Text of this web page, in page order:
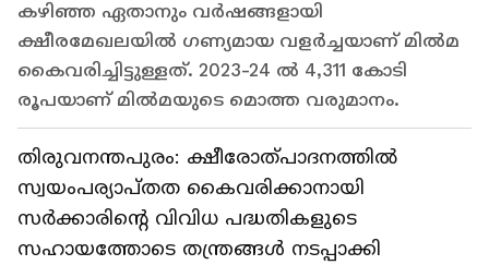
കഴിഞ്ഞ ഏതാനും വര്‍ഷങ്ങളായി
ക്ഷീരമേഖലയില്‍ ഗണ്യമായ വളര്‍ച്ചയാണ് മില്‍മ
കൈവരിച്ചിട്ടുള്ളത്. 2023-24 ല്‍ 4,311 കോടി
രൂപയാണ് മില്‍മയുടെ മൊത്ത വരുമാനം.
തിരുവനന്തപുരം: ക്ഷീരോത്പാദനത്തില്‍
സ്വയംപര്യാപ്തത കൈവരിക്കാനായി
സര്‍ക്കാരിന്‍റെ വിവിധ പദ്ധതികളുടെ
സഹായത്തോടെ തന്ത്രങ്ങള്‍ നടപ്പാക്കി